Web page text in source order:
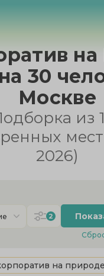
30
Москве
из
мест
2026)
2
на природе